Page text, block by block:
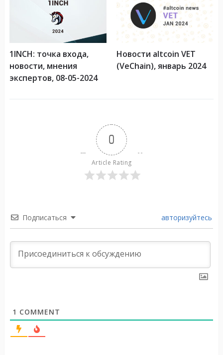
1INCH: точка входа,
новости, мнения
экспертов, 08-05-2024
Новости altcoin VET
(VeChain), январь 2024
0
Article Rating
Подписаться авторизуйтесь
1 COMMENT